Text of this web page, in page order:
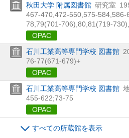
秋田大学 附属図書館 研究室
467-470,472-550,575-584,586-
78,79(701-706),80,81(719-730),
OPAC
石川工業高等専門学校 図書館
76-77(671-679)+
OPAC
石川工業高等専門学校 図書館
455-622;73-75
OPAC
すべての所蔵館を表示